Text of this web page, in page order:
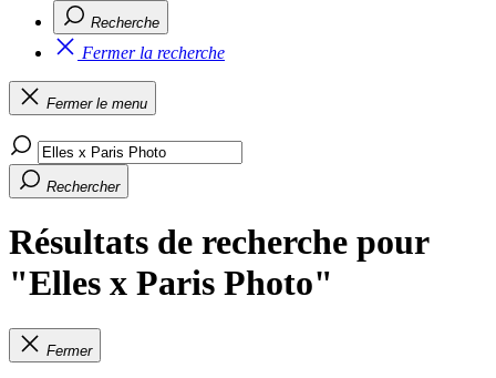
Recherche
Fermer la recherche
Fermer le menu
Rechercher
Résultats de recherche pour
"Elles x Paris Photo"
Fermer